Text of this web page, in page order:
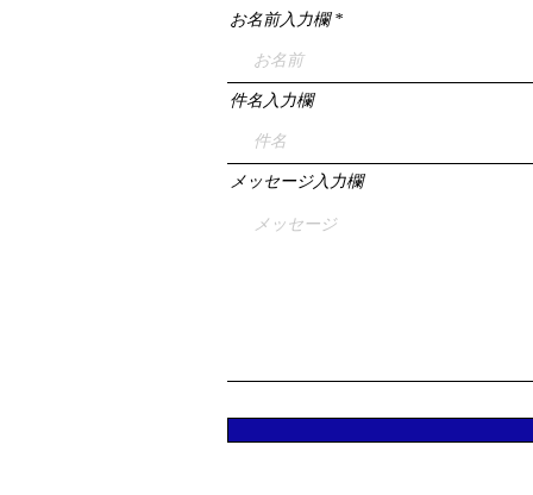
お名前入力欄
件名入力欄
メッセージ入力欄